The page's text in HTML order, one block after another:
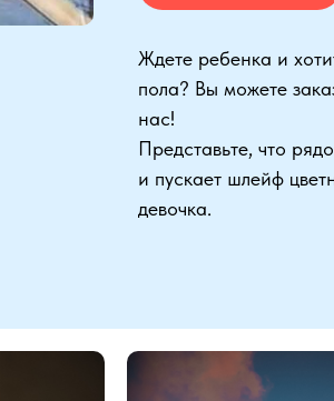
Ждете ребенка и
пола? Вы можете
нас!
Представьте, что
и пускает шлейф
девочка.